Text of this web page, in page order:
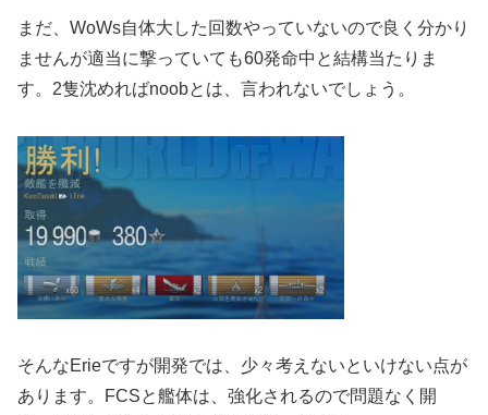
まだ、WoWs自体大した回数やっていないので良く分かり
ませんが適当に撃っていても60発命中と結構当たりま
す。2隻沈めればnoobとは、言われないでしょう。
そんなErieですが開発では、少々考えないといけない点が
あります。FCSと艦体は、強化されるので問題なく開